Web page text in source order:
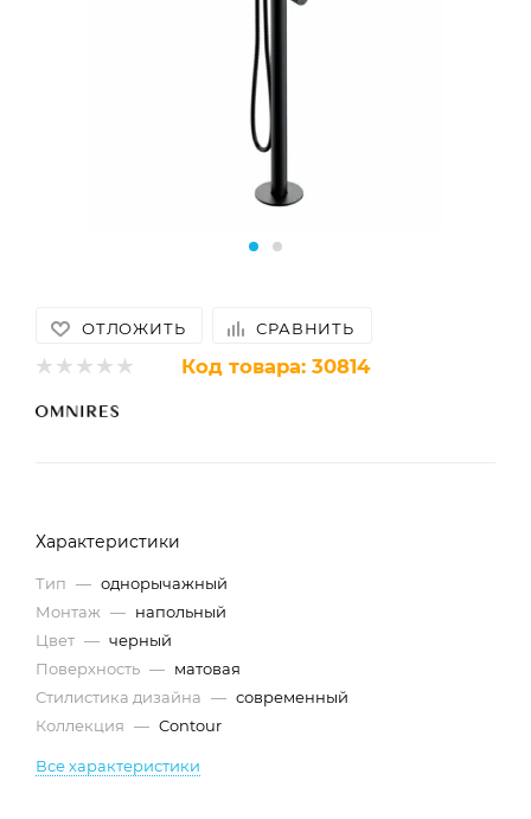
ОТЛОЖИТЬ СРАВНИТЬ
Код товара: 30814
Характеристики
Тип — однорычажный
Монтаж — напольный
Цвет — черный
Поверхность — матовая
Стилистика дизайна — современный
Коллекция — Contour
Все характеристики